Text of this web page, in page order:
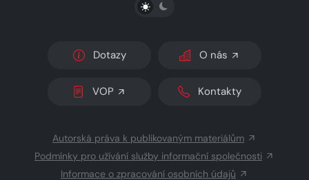
Dotazy O nás
VOP Kontakty
Autorská práva k publikovaným materiálům
Podmínky pro užívání služby informační společnosti
Informace o zpracování osobních údajů